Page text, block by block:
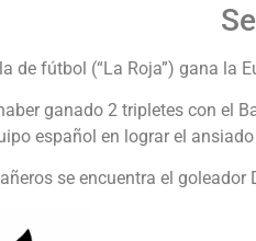
de fútbol (“La Roja”) gana la
ganado 2 tripletes con el
español en lograr el
se encuentra el goleador